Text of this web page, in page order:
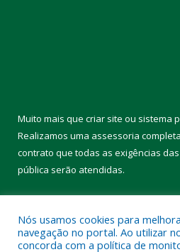
Muito mais que criar site ou sistema
Realizamos uma assessoria
contrato que todas as exigências das
pública serão atendidas.
Nós usamos cookies para
navegação no portal. Ao utilizar
concorda com a política de